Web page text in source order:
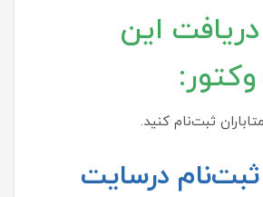
این
درسایت